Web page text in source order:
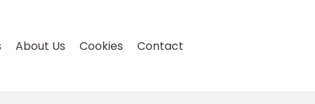
About Us Cookies Contact